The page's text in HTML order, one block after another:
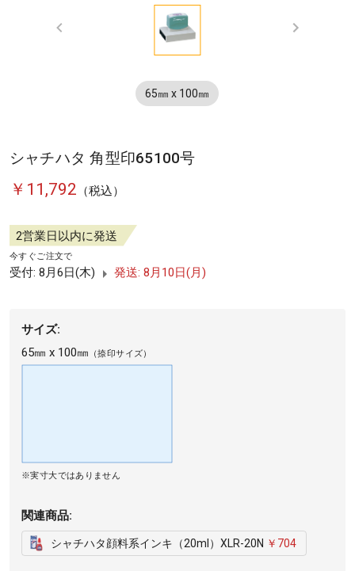
65㎜ x 100㎜
シャチハタ 角型印65100号
￥11,792 （税込）
2営業日以内に発送
今すぐご注文で
受付: 8月6日(木) 発送: 8月10日(月)
サイズ:
65㎜ x 100㎜ （捺印サイズ）
※実寸大ではありません
関連商品:
シャチハタ顔料系インキ（20ml）XLR-20N ￥704